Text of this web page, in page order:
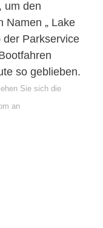
um den
Namen „ Lake
der Parkservice
so geblieben.
Sie sich die
an